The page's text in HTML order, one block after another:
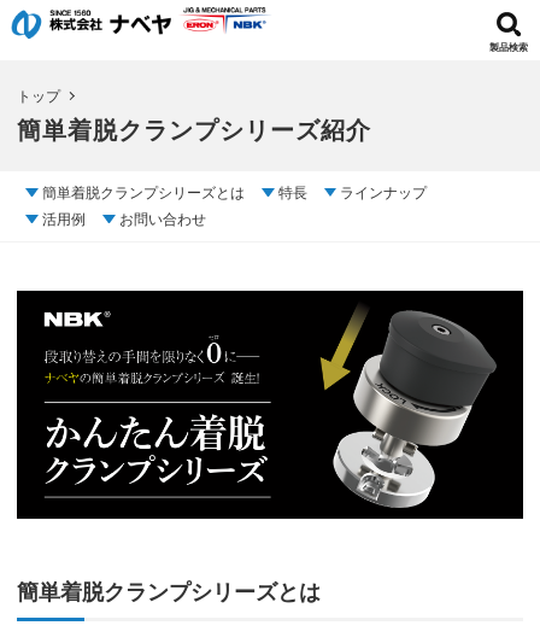
製品検索
トップ
簡単着脱クランプシリーズ紹介
簡単着脱クランプシリーズとは 特長
ラインナップ
活用例
お問い合わせ
簡単着脱クランプシリーズとは